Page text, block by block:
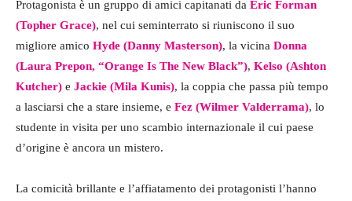
Protagonista è un gruppo di amici capitanati da Eric Forman
(Topher Grace), nel cui seminterrato si riuniscono il suo
migliore amico Hyde (Danny Masterson), la vicina Donna
(Laura Prepon, “Orange Is The New Black”), Kelso (Ashton
Kutcher) e Jackie (Mila Kunis), la coppia che passa più tempo
a lasciarsi che a stare insieme, e Fez (Wilmer Valderrama), lo
studente in visita per uno scambio internazionale il cui paese
d’origine è ancora un mistero.
La comicità brillante e l’affiatamento dei protagonisti l’hanno